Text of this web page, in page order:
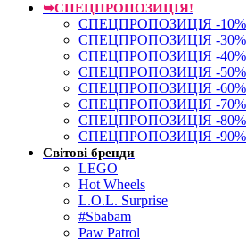
➥СПЕЦПРОПОЗИЦІЯ!
СПЕЦПРОПОЗИЦІЯ -10%
СПЕЦПРОПОЗИЦІЯ -30%
СПЕЦПРОПОЗИЦІЯ -40%
СПЕЦПРОПОЗИЦІЯ -50%
СПЕЦПРОПОЗИЦІЯ -60%
СПЕЦПРОПОЗИЦІЯ -70%
СПЕЦПРОПОЗИЦІЯ -80%
СПЕЦПРОПОЗИЦІЯ -90%
Світові бренди
LEGO
Hot Wheels
L.O.L. Surprise
#Sbabam
Paw Patrol